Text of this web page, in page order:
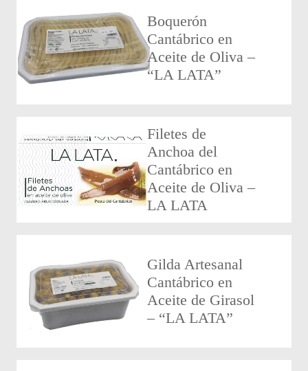
Boquerón
Cantábrico en
Aceite de Oliva –
“LA LATA”
Filetes de
Anchoa del
Cantábrico en
Aceite de Oliva –
LA LATA
Gilda Artesanal
Cantábrico en
Aceite de Girasol
– “LA LATA”